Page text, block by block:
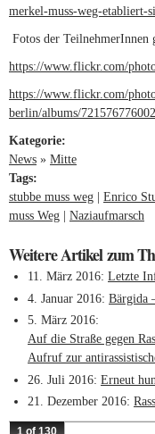
merkel-muss-weg-etabliert-
Fotos der TeilnehmerInnen
https://www.flickr.com/
https://www.flickr.com/
berlin/albums/
Kategorie:
News » Mitte
Tags:
stubbe muss weg
Enrico
muss Weg
Naziaufmarsch
Weitere Artikel zum
11. März 2016 Letzte
4. Januar 2016 Bärgida
5. März 2016
Auf die Straße gegen
Aufruf zur
26. Juli 2016 Erneut
21. Dezember 2016
1 of 130